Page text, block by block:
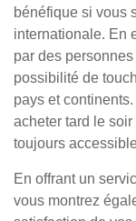
bénéfique si vous
internationale. En
par des
possibilité de
pays et continents.
acheter tard le
toujours
En offrant un
vous montrez